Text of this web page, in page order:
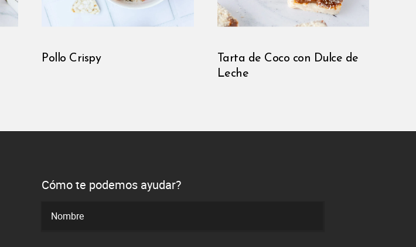
Pollo Crispy
Tarta de Coco con Dulce de
Leche
Cómo te podemos ayudar?